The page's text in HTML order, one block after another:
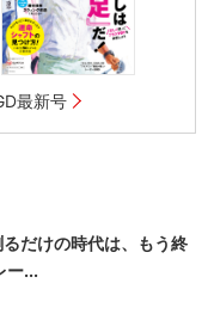
最新号
るだけの時代は、もう終
ー...